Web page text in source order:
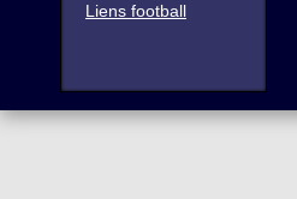
Liens football